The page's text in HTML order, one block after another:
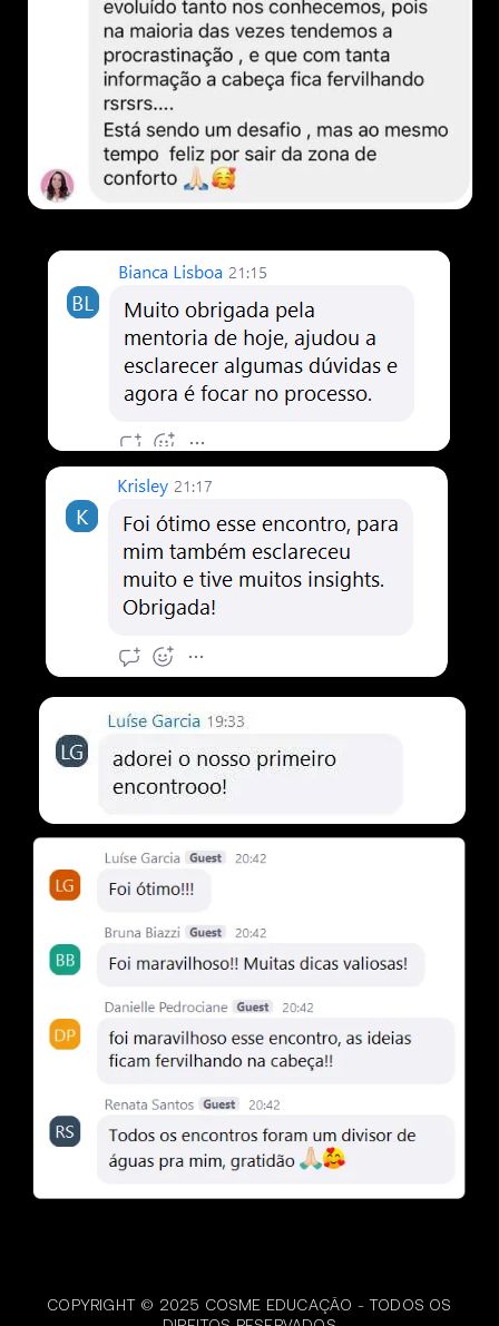
COPYRIGHT © 2025 COSME EDUCAÇÃO - TODOS OS